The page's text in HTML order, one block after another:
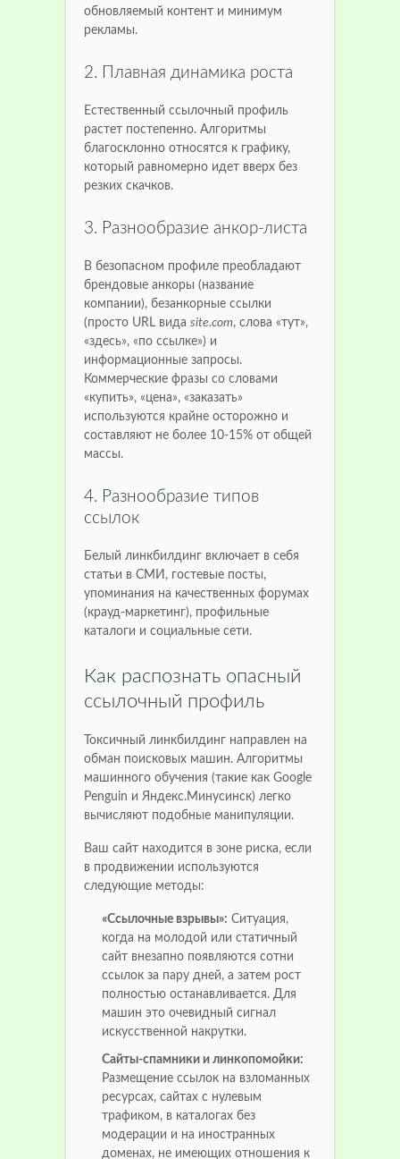
обновляемый контент и минимум
рекламы.
2. Плавная динамика роста
Естественный ссылочный профиль
растет постепенно. Алгоритмы
благосклонно относятся к графику,
который равномерно идет вверх без
резких скачков.
3. Разнообразие анкор-листа
В безопасном профиле преобладают
брендовые анкоры (название
компании), безанкорные ссылки
(просто URL вида site.com, слова «тут»,
«здесь», «по ссылке») и
информационные запросы.
Коммерческие фразы со словами
«купить», «цена», «заказать»
используются крайне осторожно и
составляют не более 10-15% от общей
массы.
4. Разнообразие типов
ссылок
Белый линкбилдинг включает в себя
статьи в СМИ, гостевые посты,
упоминания на качественных форумах
(крауд-маркетинг), профильные
каталоги и социальные сети.
Как распознать опасный
ссылочный профиль
Токсичный линкбилдинг направлен на
обман поисковых машин. Алгоритмы
машинного обучения (такие как Google
Penguin и Яндекс.Минусинск) легко
вычисляют подобные манипуляции.
Ваш сайт находится в зоне риска, если
в продвижении используются
следующие методы:
«Ссылочные взрывы»: Ситуация,
когда на молодой или статичный
сайт внезапно появляются сотни
ссылок за пару дней, а затем рост
полностью останавливается. Для
машин это очевидный сигнал
искусственной накрутки.
Сайты-спамники и линкопомойки:
Размещение ссылок на взломанных
ресурсах, сайтах с нулевым
трафиком, в каталогах без
модерации и на иностранных
доменах, не имеющих отношения к